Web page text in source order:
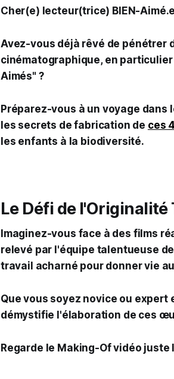
Cher(e) lecteur(trice) BIEN-
Avez-vous déjà rêvé de pénétrer
cinématographique, en
Aimés" ?
Préparez-vous à un voyage dans
les secrets de fabrication de ces
les enfants à la biodiversité.
Le Défi de
Imaginez-vous face à des films
relevé par l'équipe talentueuse de
travail acharné pour donner vie
Que vous soyez novice ou expert
démystifie l'élaboration de ces
Regarde le Making-Of vidéo juste